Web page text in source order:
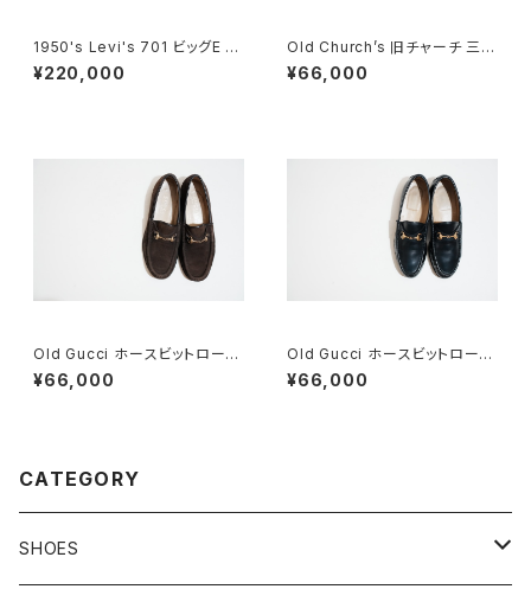
1950's Levi's 701 ビッグE 2
4×30
¥220,000
Old Church’s 旧チャーチ 三都
市 Grafton グラフトン 100F
¥66,000
Old Gucci ホースビットローフ
ァー 35C スエードDB
¥66,000
Old Gucci ホースビットローフ
ァー 36C NV
¥66,000
CATEGORY
SHOES